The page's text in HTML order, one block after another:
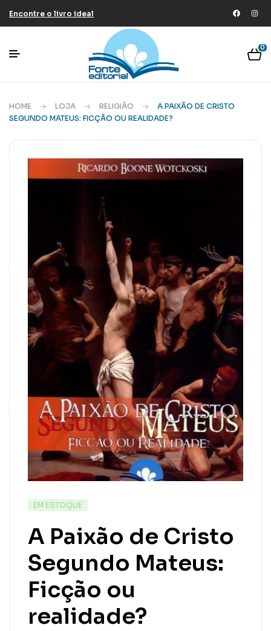
Encontre o livro ideal
0
HOME LOJA RELIGIÃO
A PAIXÃO DE CRISTO
SEGUNDO MATEUS: FICÇÃO OU REALIDADE?
EM ESTOQUE
A Paixão de Cristo
Segundo Mateus:
Ficção ou
realidade?